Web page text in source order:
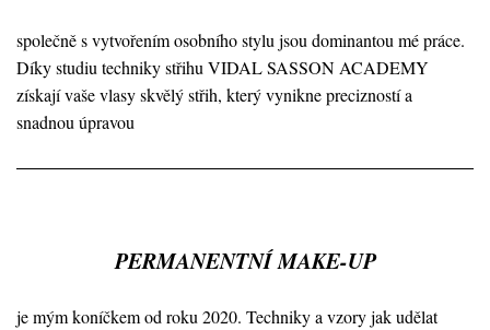
společně s vytvořením osobního stylu jsou dominantou mé práce.
Díky studiu techniky střihu VIDAL SASSON ACADEMY
získají vaše vlasy skvělý střih, který vynikne precizností a
snadnou úpravou
PERMANENTNÍ MAKE-UP
je mým koníčkem od roku 2020. Techniky a vzory jak udělat